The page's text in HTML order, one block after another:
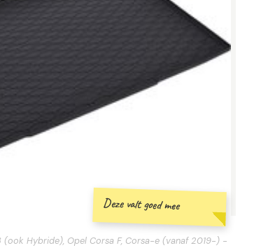
Deze valt goed mee
Hybride), Opel Corsa F, Corsa-e (vanaf 2019-) -